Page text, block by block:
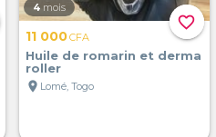
favorite_border
4 mois
11 000CFA
Huile de romarin et derma
roller
location_on Lomé, Togo